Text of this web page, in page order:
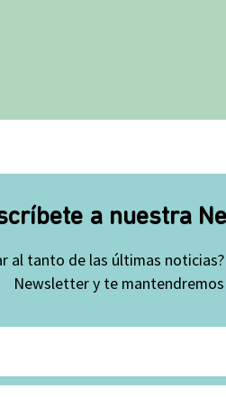
a nuestra
al tanto de las últimas
Newsletter y te